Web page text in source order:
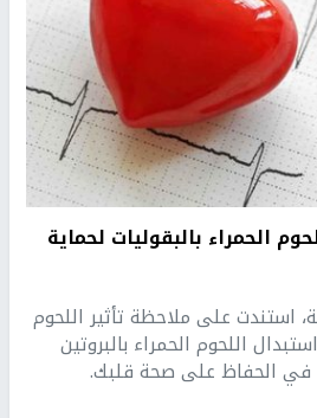
الحمراء بالبقوليات لحماية
استندت على ملاحظة تأثير اللحوم
اللحوم الحمراء بالبروتين
في الحفاظ على صحة قلبك.